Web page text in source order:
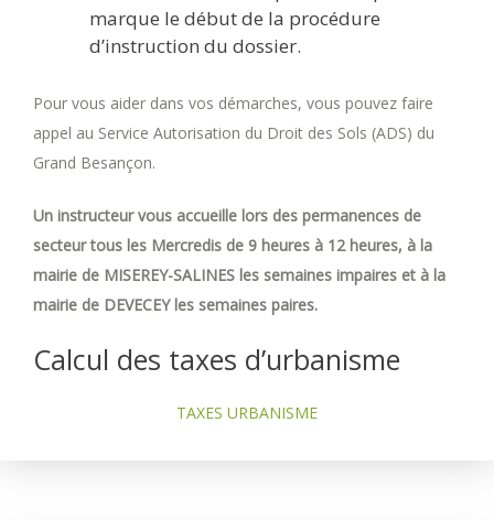
marque le début de la procédure
d’instruction du dossier.
Pour vous aider dans vos démarches, vous pouvez faire
appel au Service Autorisation du Droit des Sols (ADS) du
Grand Besançon.
Un instructeur vous accueille lors des permanences de
secteur tous les Mercredis de 9 heures à 12 heures, à la
mairie de MISEREY-SALINES les semaines impaires et à la
mairie de DEVECEY les semaines paires.
Calcul des taxes d’urbanisme
TAXES URBANISME